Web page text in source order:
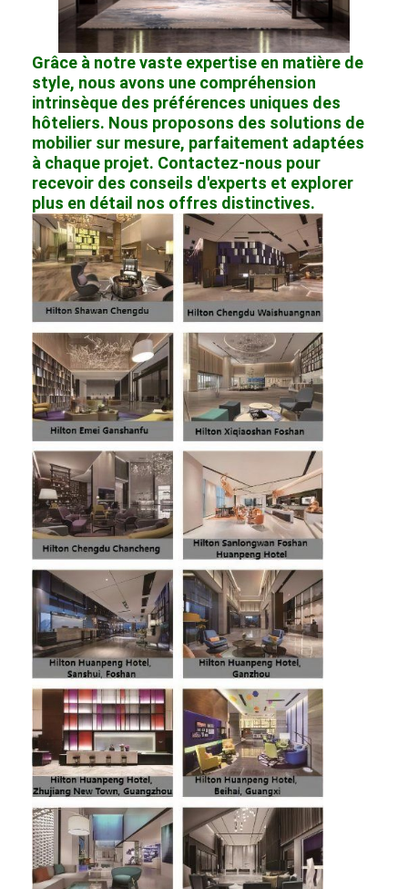
Grâce à notre vaste expertise en matière de
style, nous avons une compréhension
intrinsèque des préférences uniques des
hôteliers. Nous proposons des solutions de
mobilier sur mesure, parfaitement adaptées
à chaque projet. Contactez-nous pour
recevoir des conseils d'experts et explorer
plus en détail nos offres distinctives.